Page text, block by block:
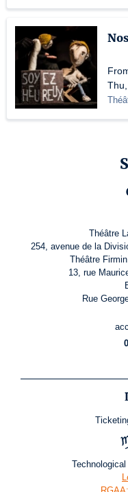
Théâtre
254, avenue de la
Théâtre
13, rue
Rue